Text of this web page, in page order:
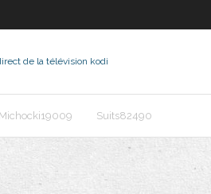
de la télévision kodi
Michocki19009 Suits82490